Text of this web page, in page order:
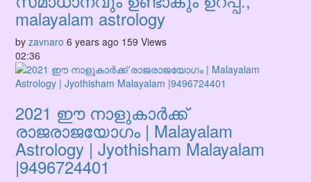
malayalam astrology
by zavnaro 6 years ago 159 Views
02:36
2021 ഈ നാളുകാർക്ക്
രാജരാജയോഗം | Malayalam
Astrology | Jyothisham Malayalam
|9496724401